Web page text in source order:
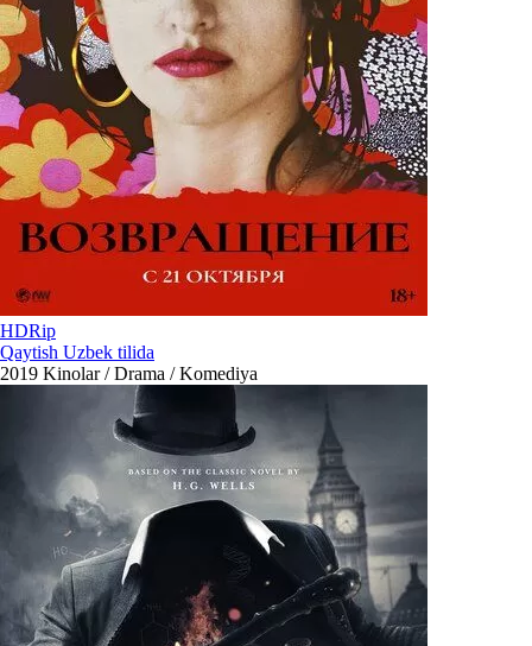
HDRip
Qaytish Uzbek tilida
2019 Kinolar / Drama / Komediya